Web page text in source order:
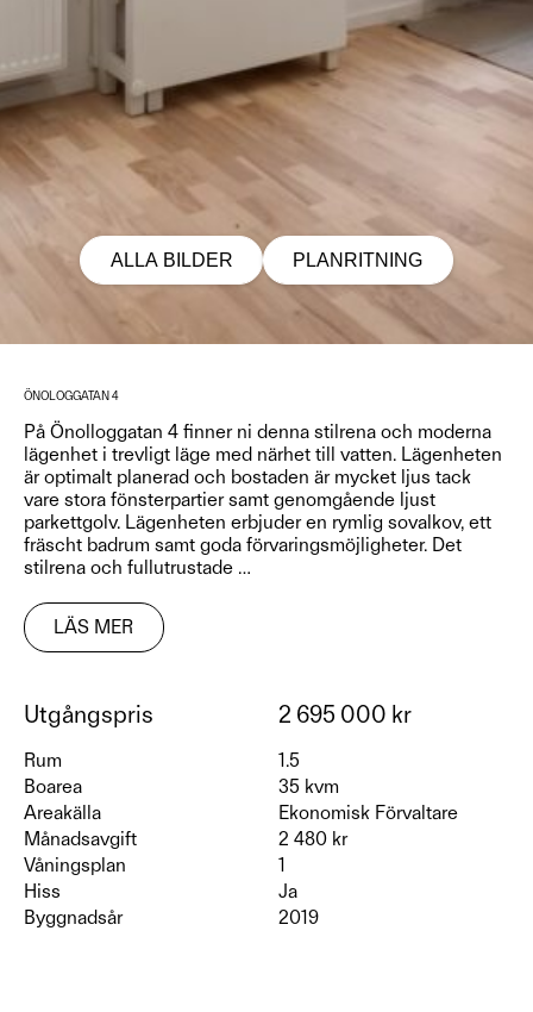
ALLA BILDER PLANRITNING
ÖNOLOGGATAN 4
På Önolloggatan 4 finner ni denna stilrena och moderna
lägenhet i trevligt läge med närhet till vatten. Lägenheten
är optimalt planerad och bostaden är mycket ljus tack
vare stora fönsterpartier samt genomgående ljust
parkettgolv. Lägenheten erbjuder en rymlig sovalkov, ett
fräscht badrum samt goda förvaringsmöjligheter. Det
stilrena och fullutrustade …
LÄS MER
Utgångspris 2 695 000 kr
Rum
1.5
Boarea
35 kvm
Areakälla
Ekonomisk Förvaltare
Månadsavgift
2 480 kr
Våningsplan
1
Hiss
Ja
Byggnadsår
2019